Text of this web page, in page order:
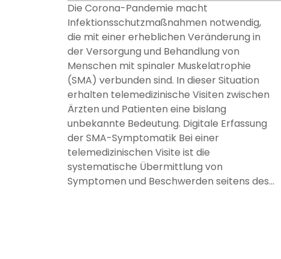
Die Corona-Pandemie macht
Infektionsschutzmaßnahmen notwendig,
die mit einer erheblichen Veränderung in
der Versorgung und Behandlung von
Menschen mit spinaler Muskelatrophie
(SMA) verbunden sind. In dieser Situation
erhalten telemedizinische Visiten zwischen
Ärzten und Patienten eine bislang
unbekannte Bedeutung. Digitale Erfassung
der SMA-Symptomatik Bei einer
telemedizinischen Visite ist die
systematische Übermittlung von
Symptomen und Beschwerden seitens des…